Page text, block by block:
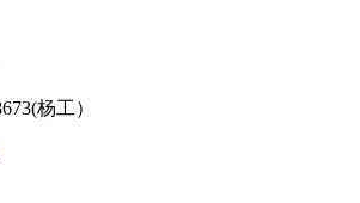
杨工）